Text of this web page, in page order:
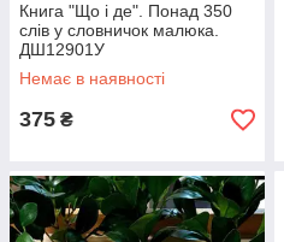
Книга "Що і де". Понад 350
слів у словничок малюка.
ДШ12901У
Немає в наявності
375 ₴